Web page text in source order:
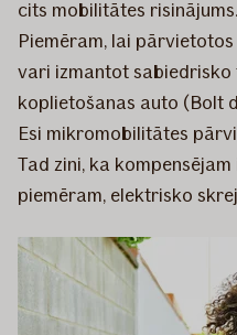
cits mobilitātes risinājums.
Piemēram, lai
vari izmantot
koplietošanas auto (Bolt
Esi mikromobilitātes
Tad zini, ka
piemēram, elektrisko